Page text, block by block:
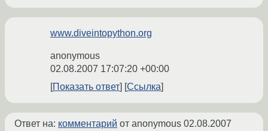
www.diveintopython.org
anonymous
02.08.2007 17:07:20 +00:00
Показать ответ
Ссылка
Ответ на: комментарий от anonymous 02.08.2007